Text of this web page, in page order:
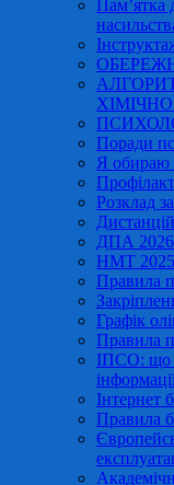
Пам’ятка
Поради
Я обираю
Розклад
ДПА 2026
НМТ
Правила
Графік
Правила
ІПСО: що
Інтернет
Правила